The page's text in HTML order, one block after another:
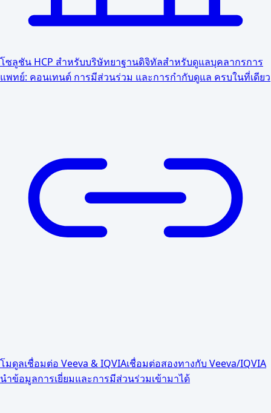
โซลูชัน HCP สำหรับบริษัทยาฐานดิจิทัลสำหรับดูแลบุคลากรการ
แพทย์: คอนเทนต์ การมีส่วนร่วม และการกำกับดูแล ครบในที่เดียว
โมดูลเชื่อมต่อ Veeva & IQVIAเชื่อมต่อสองทางกับ Veeva/IQVIA
นำข้อมูลการเยี่ยมและการมีส่วนร่วมเข้ามาได้